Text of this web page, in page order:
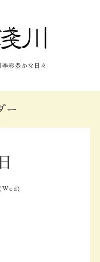
彩豊かな日々
ー